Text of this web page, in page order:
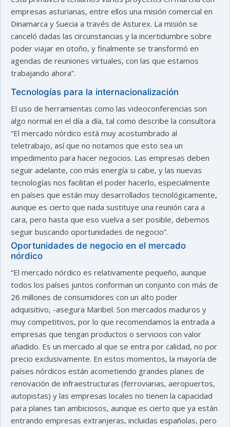
empresas asturianas, entre ellos una misión comercial en
Dinamarca y Suecia a través de Asturex. La misión se
canceló dadas las circunstancias y la incertidumbre sobre
poder viajar en otoño, y finalmente se transformó en
agendas de reuniones virtuales, con las que estamos
trabajando ahora”.
Tecnologías para la internacionalización
El uso de herramientas como las videoconferencias son
algo normal en el día a día, tal como describe la consultora
“El mercado nórdico está muy acostumbrado al
teletrabajo, así que no notamos que esto sea un
impedimento para hacer negocios. Las empresas deben
seguir adelante, con más energía si cabe, y las nuevas
tecnologías nos facilitan el poder hacerlo, especialmente
en países que están muy desarrollados tecnológicamente,
aunque es cierto que nada sustituye una reunión cara a
cara, pero hasta que eso vuelva a ser posible, debemos
seguir buscando oportunidades de negocio”.
Oportunidades de negocio en el mercado
nórdico
“El mercado nórdico es relativamente pequeño, aunque
todos los países juntos conforman un conjunto con más de
26 millones de consumidores con un alto poder
adquisitivo, -asegura Maribel. Son mercados maduros y
muy competitivos, por lo que recomendamos la entrada a
empresas que tengan productos o servicios con valor
añadido. Es un mercado al que se entra por calidad, no por
precio exclusivamente. En estos momentos, la mayoría de
países nórdicos están acometiendo grandes planes de
renovación de infraestructuras (ferroviarias, aeropuertos,
autopistas) y las empresas locales no tienen la capacidad
para planes tan ambiciosos, aunque es cierto que ya están
entrando empresas extranjeras, incluidas españolas, pero